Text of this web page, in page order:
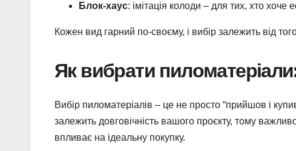
Блок-хаус: імітація колоди – для тих, хто хоче
Кожен вид гарний по-своєму, і вибір залежить від
Як вибрати
Вибір пиломатеріалів – це не просто “прийшов і
залежить довговічність вашого проєкту, тому
впливає на ідеальну покупку.